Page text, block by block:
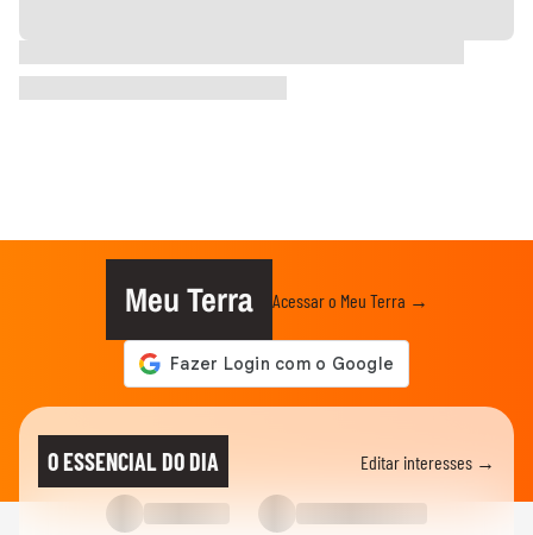
Meu Terra Acessar o Meu Terra →
O ESSENCIAL DO DIA Editar interesses →